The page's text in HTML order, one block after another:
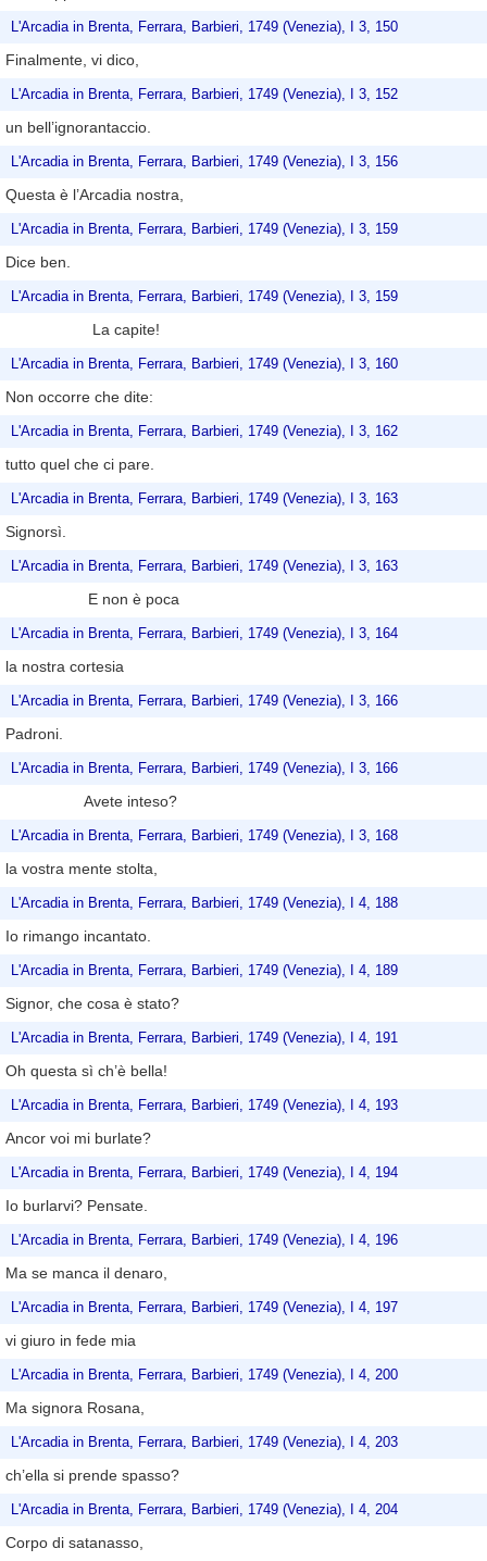
L'Arcadia in Brenta, Ferrara, Barbieri, 1749 (Venezia), I 3, 150
Finalmente, vi dico,
L'Arcadia in Brenta, Ferrara, Barbieri, 1749 (Venezia), I 3, 152
un bell’ignorantaccio.
L'Arcadia in Brenta, Ferrara, Barbieri, 1749 (Venezia), I 3, 156
Questa è l’Arcadia nostra,
L'Arcadia in Brenta, Ferrara, Barbieri, 1749 (Venezia), I 3, 159
Dice ben.
L'Arcadia in Brenta, Ferrara, Barbieri, 1749 (Venezia), I 3, 159
La capite!
L'Arcadia in Brenta, Ferrara, Barbieri, 1749 (Venezia), I 3, 160
Non occorre che dite:
L'Arcadia in Brenta, Ferrara, Barbieri, 1749 (Venezia), I 3, 162
tutto quel che ci pare.
L'Arcadia in Brenta, Ferrara, Barbieri, 1749 (Venezia), I 3, 163
Signorsì.
L'Arcadia in Brenta, Ferrara, Barbieri, 1749 (Venezia), I 3, 163
E non è poca
L'Arcadia in Brenta, Ferrara, Barbieri, 1749 (Venezia), I 3, 164
la nostra cortesia
L'Arcadia in Brenta, Ferrara, Barbieri, 1749 (Venezia), I 3, 166
Padroni.
L'Arcadia in Brenta, Ferrara, Barbieri, 1749 (Venezia), I 3, 166
Avete inteso?
L'Arcadia in Brenta, Ferrara, Barbieri, 1749 (Venezia), I 3, 168
la vostra mente stolta,
L'Arcadia in Brenta, Ferrara, Barbieri, 1749 (Venezia), I 4, 188
Io rimango incantato.
L'Arcadia in Brenta, Ferrara, Barbieri, 1749 (Venezia), I 4, 189
Signor, che cosa è stato?
L'Arcadia in Brenta, Ferrara, Barbieri, 1749 (Venezia), I 4, 191
Oh questa sì ch’è bella!
L'Arcadia in Brenta, Ferrara, Barbieri, 1749 (Venezia), I 4, 193
Ancor voi mi burlate?
L'Arcadia in Brenta, Ferrara, Barbieri, 1749 (Venezia), I 4, 194
Io burlarvi? Pensate.
L'Arcadia in Brenta, Ferrara, Barbieri, 1749 (Venezia), I 4, 196
Ma se manca il denaro,
L'Arcadia in Brenta, Ferrara, Barbieri, 1749 (Venezia), I 4, 197
vi giuro in fede mia
L'Arcadia in Brenta, Ferrara, Barbieri, 1749 (Venezia), I 4, 200
Ma signora Rosana,
L'Arcadia in Brenta, Ferrara, Barbieri, 1749 (Venezia), I 4, 203
ch’ella si prende spasso?
L'Arcadia in Brenta, Ferrara, Barbieri, 1749 (Venezia), I 4, 204
Corpo di satanasso,